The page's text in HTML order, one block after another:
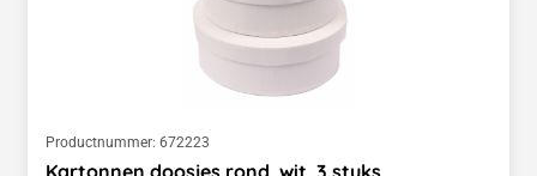
Productnummer: 672223
Kartonnen doosjes rond, wit, 3 stuks